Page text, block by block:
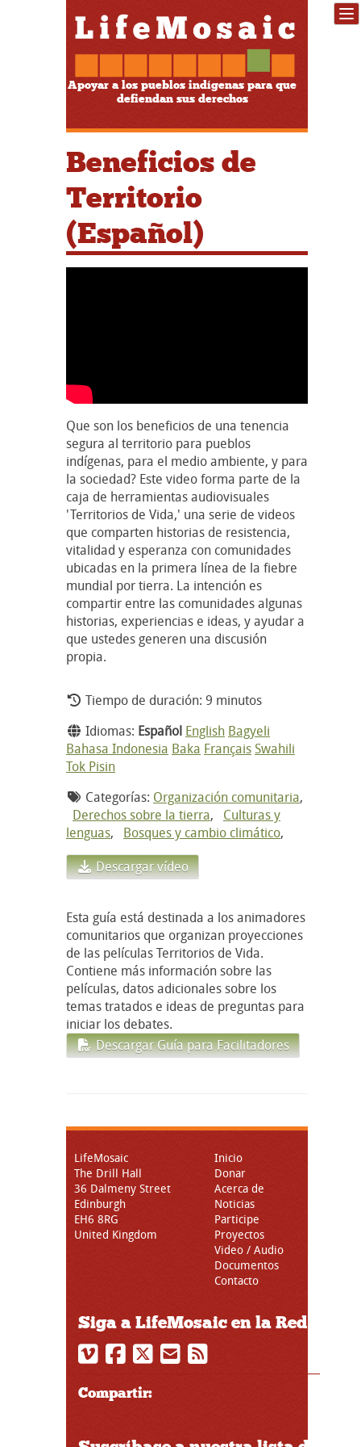
Apoyar a los pueblos indígenas para que
defiendan sus derechos
Beneficios de
Territorio
(Español)
Que son los beneficios de una tenencia
segura al territorio para pueblos
indígenas, para el medio ambiente, y para
la sociedad? Este video forma parte de la
caja de herramientas audiovisuales
'Territorios de Vida,' una serie de videos
que comparten historias de resistencia,
vitalidad y esperanza con comunidades
ubicadas en la primera línea de la fiebre
mundial por tierra. La intención es
compartir entre las comunidades algunas
historias, experiencias e ideas, y ayudar a
que ustedes generen una discusión
propia.
Tiempo de duración: 9 minutos
Idiomas: Español English Bagyeli
Bahasa Indonesia Baka FrançaisSwahili
Tok Pisin
Categorías: Organización comunitaria,
Derechos sobre la tierra, Culturas y
lenguas, Bosques y cambio climático,
Descargar vídeo
Esta guía está destinada a los animadores
comunitarios que organizan proyecciones
de las películas Territorios de Vida.
Contiene más información sobre las
películas, datos adicionales sobre los
temas tratados e ideas de preguntas para
iniciar los debates.
Descargar Guía para Facilitadores
LifeMosaic
The Drill Hall
36 Dalmeny Street
Edinburgh
EH6 8RG
United Kingdom
Inicio
Donar
Acerca de
Noticias
Participe
Proyectos
Video / Audio
Documentos
Contacto
Siga a LifeMosaic en la Red
Compartir: